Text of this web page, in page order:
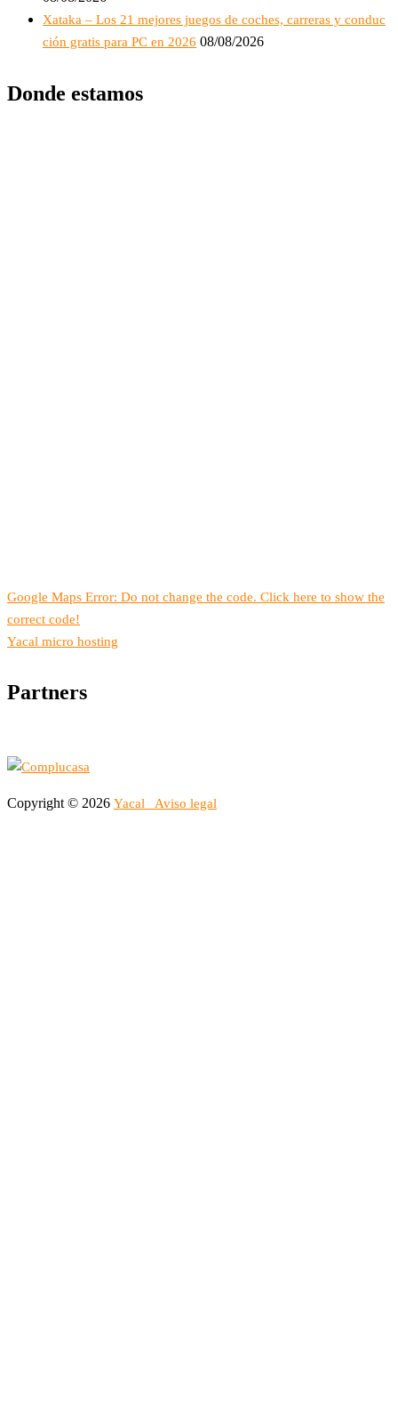
Xataka – Los 21 mejores juegos de coches, carreras y conduc
ción gratis para PC en 2026 08/08/2026
Donde estamos
Google Maps Error: Do not change the code. Click here to show the
correct code!
Yacal micro hosting
Partners
Copyright © 2026 Yacal Aviso legal